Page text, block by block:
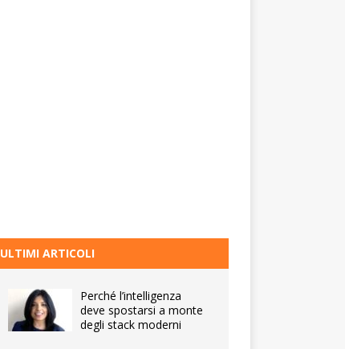
ULTIMI ARTICOLI
Perché l’intelligenza
deve spostarsi a monte
degli stack moderni